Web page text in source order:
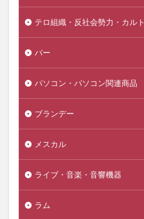
テロ組織・反社会勢力・カルト
バー
パソコン・パソコン関連商品
ブランデー
メスカル
ライブ・音楽・音響機器
ラム